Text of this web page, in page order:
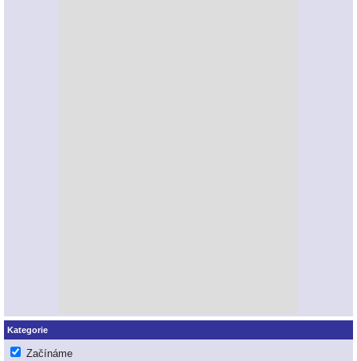
Kategorie
Začínáme